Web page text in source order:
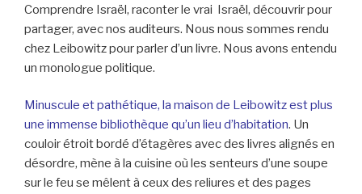
Comprendre Israël, raconter le vrai Israël, découvrir pour
partager, avec nos auditeurs. Nous nous sommes rendu
chez Leibowitz pour parler d’un livre. Nous avons entendu
un monologue politique.
Minuscule et pathétique, la maison de Leibowitz est plus
une immense bibliothèque qu’un lieu d’habitation. Un
couloir étroit bordé d’étagères avec des livres alignés en
désordre, mène à la cuisine où les senteurs d’une soupe
sur le feu se mêlent à ceux des reliures et des pages